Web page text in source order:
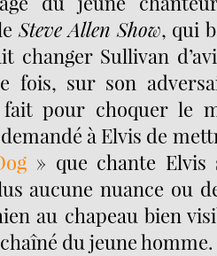
Steve Allen Show, qui
changer Sullivan
fois, sur son
pour choquer le
à Elvis de
» que chante Elvis
aucune nuance ou
au chapeau bien
du jeune homme.